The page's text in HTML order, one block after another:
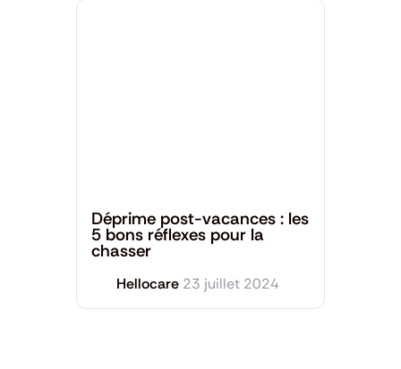
Déprime post-vacances : les
5 bons réflexes pour la
chasser
Hellocare 23 juillet 2024